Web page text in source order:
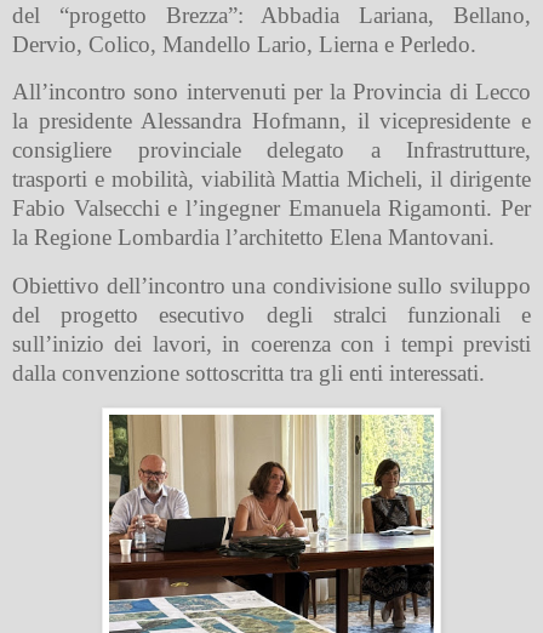
del “progetto Brezza”: Abbadia Lariana, Bellano,
Dervio, Colico, Mandello Lario, Lierna e Perledo.
All’incontro sono intervenuti per la Provincia di Lecco
la presidente Alessandra Hofmann, il vicepresidente e
consigliere provinciale delegato a Infrastrutture,
trasporti e mobilità, viabilità Mattia Micheli, il dirigente
Fabio Valsecchi e l’ingegner Emanuela Rigamonti. Per
la Regione Lombardia l’architetto Elena Mantovani.
Obiettivo dell’incontro una condivisione sullo sviluppo
del progetto esecutivo degli stralci funzionali e
sull’inizio dei lavori, in coerenza con i tempi previsti
dalla convenzione sottoscritta tra gli enti interessati.